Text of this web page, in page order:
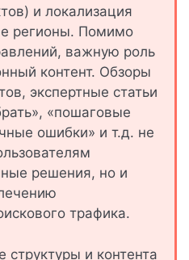
и локализация
регионы. Помимо
важную роль
контент. Обзоры
экспертные статьи
«пошаговые
ошибки» и т.д. не
решения, но и
трафика.
структуры и контента